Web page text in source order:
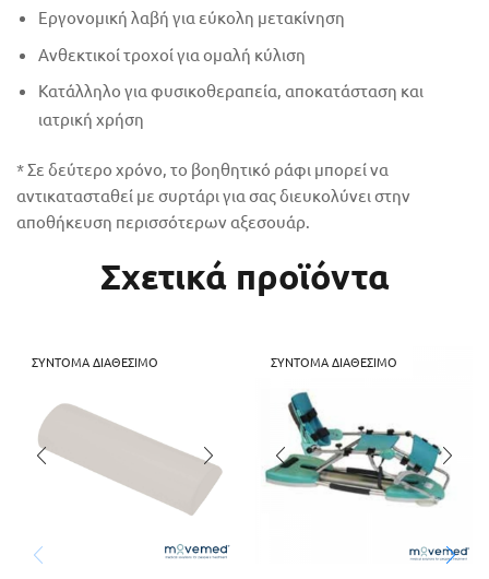
Εργονομική λαβή για εύκολη μετακίνηση
Ανθεκτικοί τροχοί για ομαλή κύλιση
Κατάλληλο για φυσικοθεραπεία, αποκατάσταση και
ιατρική χρήση
* Σε δεύτερο χρόνο, το βοηθητικό ράφι μπορεί να
αντικατασταθεί με συρτάρι για σας διευκολύνει στην
αποθήκευση περισσότερων αξεσουάρ.
Σχετικά προϊόντα
ΣΎΝΤΟΜΑ ΔΙΑΘΈΣΙΜΟ ΣΎΝΤΟΜΑ ΔΙΑΘΈΣΙΜΟ